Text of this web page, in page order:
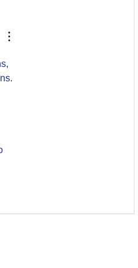
DOS EXCLUÍDOS E
2023